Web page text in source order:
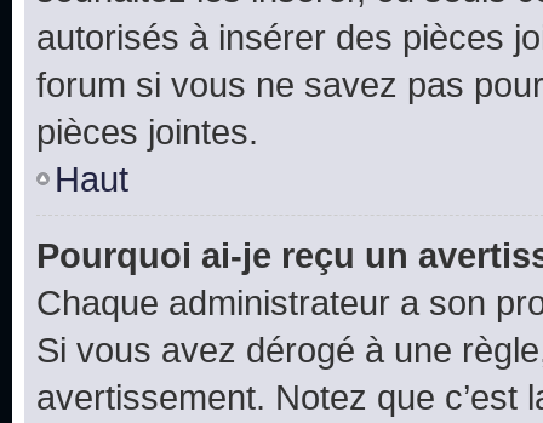
autorisés à insérer des pièces
forum si vous ne savez pas
pièces jointes.
Haut
Pourquoi ai-je reçu un
Chaque administrateur a son
Si vous avez dérogé à une
avertissement. Notez que c’est